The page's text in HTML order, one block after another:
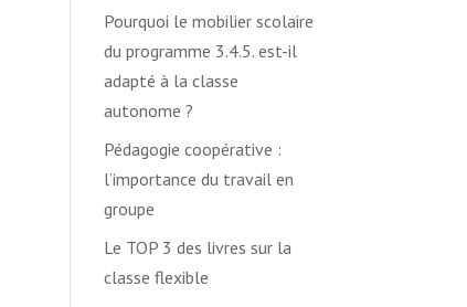
Pourquoi le mobilier scolaire
du programme 3.4.5. est-il
adapté à la classe
autonome ?
Pédagogie coopérative :
l’importance du travail en
groupe
Le TOP 3 des livres sur la
classe flexible